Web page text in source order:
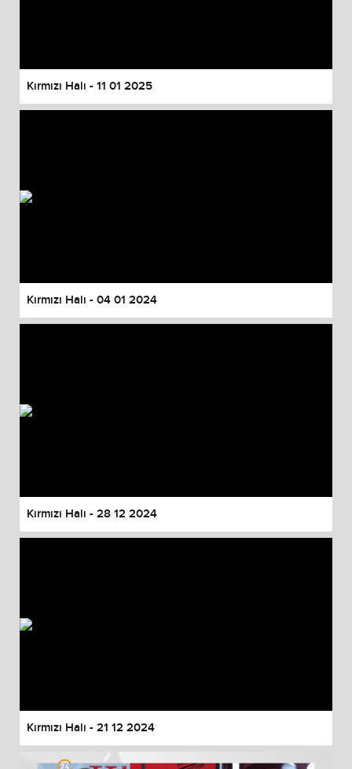
Kırmızı Halı - 11 01 2025
Kırmızı Halı - 04 01 2024
Kırmızı Halı - 28 12 2024
Kırmızı Halı - 21 12 2024